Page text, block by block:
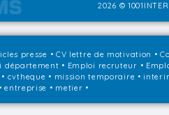
2026 ©
presse • CV lettre de motivation •
département • Emploi recruteur •
cvtheque • mission temporaire •
entreprise • metier •